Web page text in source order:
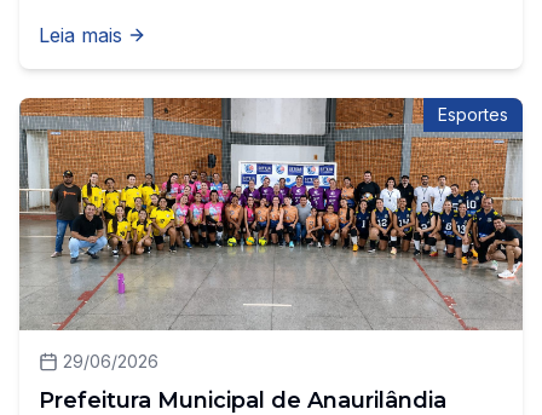
amador
Leia mais
Esportes
29/06/2026
Prefeitura Municipal de Anaurilândia